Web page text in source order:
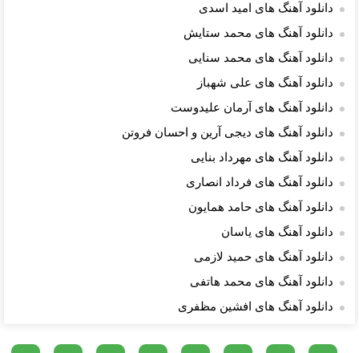
دانلود آهنگ های امید اسدی
دانلود آهنگ های محمد ستایش
دانلود آهنگ های محمد سنایی
دانلود آهنگ های علی شهباز
دانلود آهنگ های آرمان علیدوست
دانلود آهنگ های دیجی آرین و احسان فروتن
دانلود آهنگ های مهرداد بنایی
دانلود آهنگ های فرداد انصاری
دانلود آهنگ های حامد همایون
دانلود آهنگ های یاسان
دانلود آهنگ های حمید لازمی
دانلود آهنگ های محمد هاتفی
دانلود آهنگ های افشین مظفری